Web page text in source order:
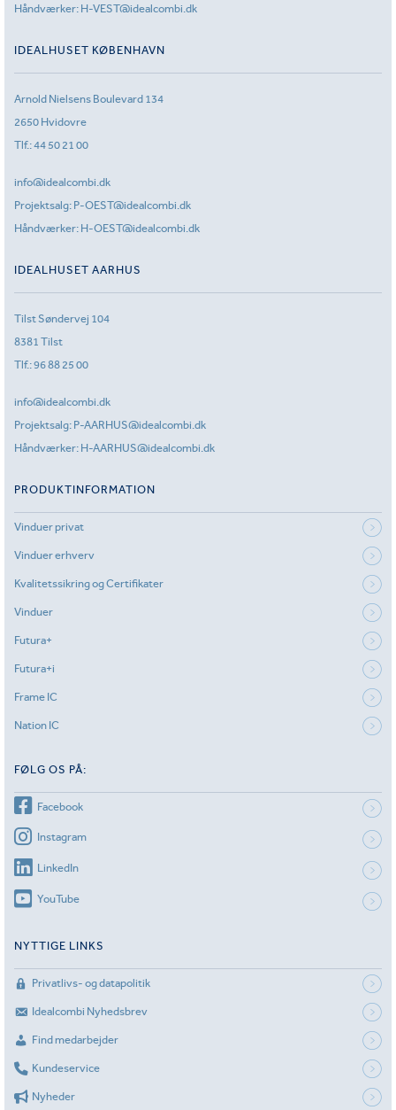
Håndværker: H-VEST@idealcombi.dk
IDEALHUSET KØBENHAVN
Arnold Nielsens Boulevard 134
2650 Hvidovre
Tlf.:44 50 21 00
info@idealcombi.dk
Projektsalg: P-OEST@idealcombi.dk
Håndværker: H-OEST@idealcombi.dk
IDEALHUSET AARHUS
Tilst Søndervej 104
8381 Tilst
Tlf.:96 88 25 00
info@idealcombi.dk
Projektsalg: P-AARHUS@idealcombi.dk
Håndværker: H-AARHUS@idealcombi.dk
PRODUKTINFORMATION
Vinduer privat
Vinduer erhverv
Kvalitetssikring og Certifikater
Vinduer
Futura+
Futura+i
Frame IC
Nation IC
FØLG OS PÅ:
Facebook
Instagram
LinkedIn
YouTube
NYTTIGE LINKS
Privatlivs- og datapolitik
Idealcombi Nyhedsbrev
Find medarbejder
Kundeservice
Nyheder